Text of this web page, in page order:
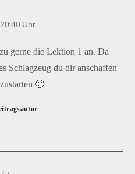
Uhr
gerne die Lektion 1 an. Da
Schlagzeug du dir anschaffen
🙂